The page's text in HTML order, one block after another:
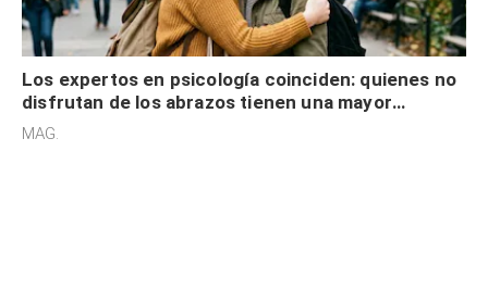
Los expertos en psicología coinciden: quienes no
disfrutan de los abrazos tienen una mayor
sensibilidad a los estímulos físicos y no es por
MAG.